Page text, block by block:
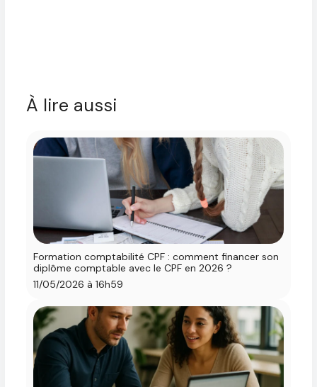
À lire aussi
Formation comptabilité CPF : comment financer son
diplôme comptable avec le CPF en 2026 ?
11/05/2026 à 16h59